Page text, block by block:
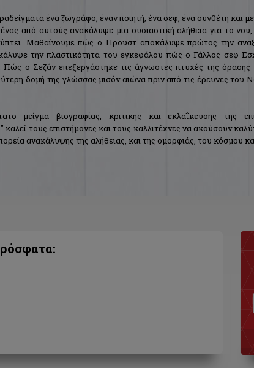
ένα ζωγράφο, έναν πoιητή, ένα σεφ, ένα συνθέτη και
από αυτούς ανακάλυψε μια ουσιαστική αλήθεια για το νου,
Μαθαίνουμε πώς ο Προυστ αποκάλυψε πρώτος την
την πλαστικότητα του εγκεφάλου πώς ο Γάλλος σεφ
Πώς ο Σεζάν επεξεργάστηκε τις άγνωστες πτυχές της
δoμή της γλώσσας μισόν αιώνα πριν από τις έρευνες του
μείγμα βιογραφίας, κριτικής και εκλαΐκευσης της
καλεί τους επιστήμονες και τους καλλιτέχνες να ακούσουν
ανακάλυψης της αλήθειας, και της ομορφιάς, του κόσμου